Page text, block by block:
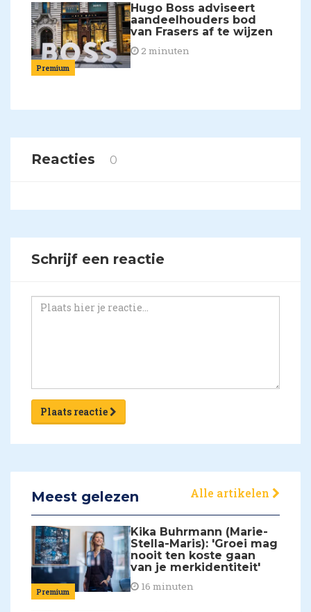
Premium
Hugo Boss adviseert
aandeelhouders bod
van Frasers af te wijzen
2 minuten
Reacties 0
Schrijf een reactie
Plaats reactie
Meest gelezen Alle artikelen
Premium
Kika Buhrmann (Marie-
Stella-Maris): 'Groei mag
nooit ten koste gaan
van je merkidentiteit'
16 minuten